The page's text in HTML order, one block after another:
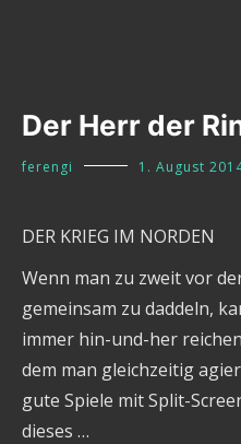
Der Herr der
ferengi 1. August
DER KRIEG IM NORDEN
Wenn man zu zweit vor
gemeinsam zu daddeln,
immer hin-und-her
dem man gleichzeitig
gute Spiele mit Split-
dieses …